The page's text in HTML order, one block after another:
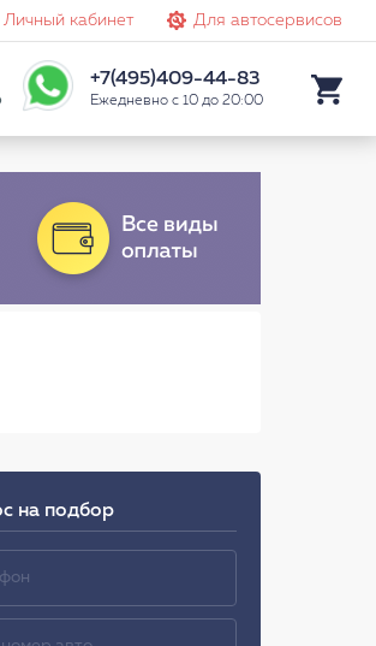
Личный кабинет Для автосервисов
+7(495)409-44-83
Ежедневно с 10 до 20:00
на подбор